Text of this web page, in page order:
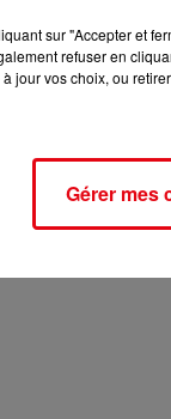
sur "Accepter et
refuser en
jour vos choix, ou
Gérer mes